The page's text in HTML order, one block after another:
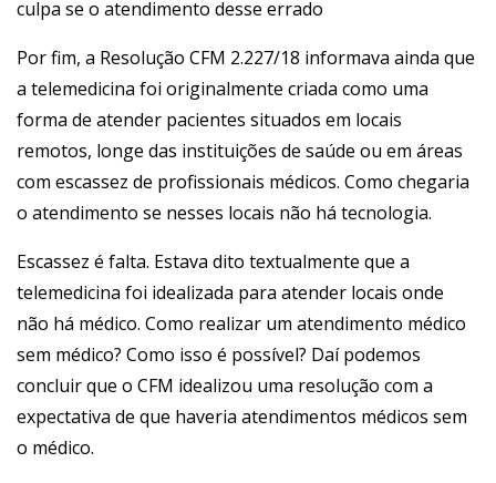
culpa se o atendimento desse errado
Por fim, a Resolução CFM 2.227/18 informava ainda que
a telemedicina foi originalmente criada como uma
forma de atender pacientes situados em locais
remotos, longe das instituições de saúde ou em áreas
com escassez de profissionais médicos. Como chegaria
o atendimento se nesses locais não há tecnologia.
Escassez é falta. Estava dito textualmente que a
telemedicina foi idealizada para atender locais onde
não há médico. Como realizar um atendimento médico
sem médico? Como isso é possível? Daí podemos
concluir que o CFM idealizou uma resolução com a
expectativa de que haveria atendimentos médicos sem
o médico.